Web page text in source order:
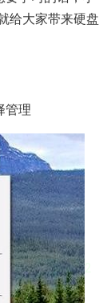
给大家带来硬盘
管理